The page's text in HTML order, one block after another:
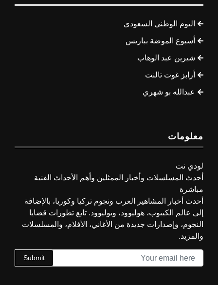
اليوم الوطني السعودي
أسبوع الموضة بباريس
شيرين عبد الوهاب
أرابز غوت تالنت
عبدالله بو شهري
معلومات
لودي نت
أحدث المسلسلات وأخبار الممثلين وأهم الأحداث الفنية
مباشرة
أحدث أخبار المشاهير العرب ونجوم تركيا وكوريا، بالإضافة
إلى عالم الكيبوب، هوليوود، وبوليوود. تابع تطورات قضايا
النجوم، وإصدارات جديدة من الأغاني، الأفلام، والمسلسلات
والمزيد.
Submit